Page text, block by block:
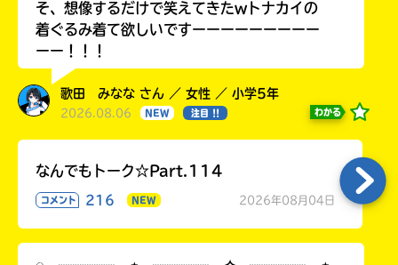
そ、想像するだけで笑えてきたwトナカイの
着ぐるみ着て欲しいですーーーーーーーーー
ーー！！！
歌田 みなな さん ／ 女性 ／ 小学5年
2026.08.06 NEW 注目 !! わかる
なんでもトーク☆Part.114
コメント 216 NEW 2026年08月04日